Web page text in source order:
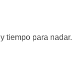
tiempo para nadar.